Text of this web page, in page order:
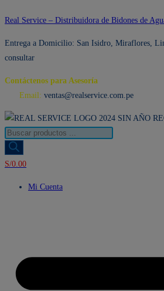
Ir
contenido
Real Service – Distribuidora de Bidones de
Entrega a Domicilio: San Isidro, Miraflores,
consultar
Contáctenos para Asesoría
Email: ventas@realservice.com.pe
Búsqueda
de
productos
S/0.00
Mi Cuenta